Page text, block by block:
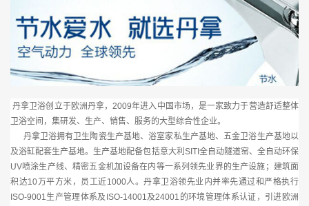
丹拿卫浴创立于欧洲丹拿，2009年进入中国市场，是一家致力于营造舒适整体
卫浴空间，集研发、生产、销售、服务的大型综合性企业。
丹拿卫浴拥有卫生陶瓷生产基地、浴室家私生产基地、五金卫浴生产基地以
及浴缸配套生产基地。生产基地配备包括意大利SITI全自动隧道窑、全自动环保
UV喷涂生产线、精密五金机加设备在内等一系列领先业界的生产设施；建筑面
积达10万平方米，员工近1000人。丹拿卫浴领先业内并率先通过和严格执行
ISO-9001生产管理体系及ISO-14001及24001的环境管理体系认证，引进欧洲